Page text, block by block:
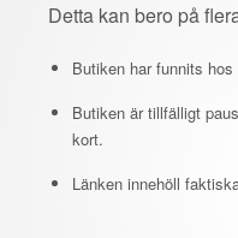
Detta kan bero på
Butiken har funnits
Butiken är tillfälligt
kort.
Länken innehöll